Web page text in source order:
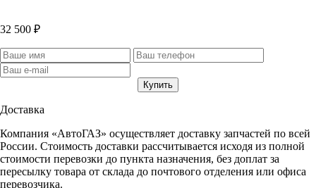
32 500 ₽
Доставка
Компания «АвтоГАЗ» осуществляет доставку запчастей по всей
России. Стоимость доставки рассчитывается исходя из полной
стоимости перевозки до пункта назначения, без доплат за
пересылку товара от склада до почтового отделения или офиса
перевозчика.